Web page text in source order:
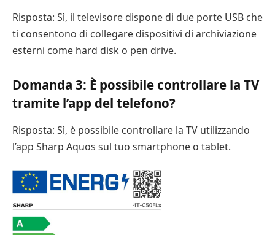
Risposta: Sì, il televisore dispone di due porte USB che
ti consentono di collegare dispositivi di archiviazione
esterni come hard disk o pen drive.
Domanda 3: È possibile controllare la TV
tramite l’app del telefono?
Risposta: Sì, è possibile controllare la TV utilizzando
l’app Sharp Aquos sul tuo smartphone o tablet.